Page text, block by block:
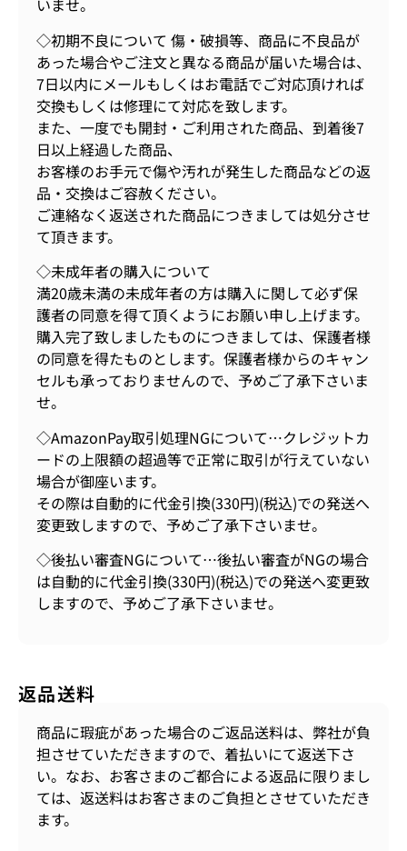
いませ。
◇初期不良について 傷・破損等、商品に不良品が
あった場合やご注文と異なる商品が届いた場合は、
7日以内にメールもしくはお電話でご対応頂ければ
交換もしくは修理にて対応を致します。
また、一度でも開封・ご利用された商品、到着後7
日以上経過した商品、
お客様のお手元で傷や汚れが発生した商品などの返
品・交換はご容赦ください。
ご連絡なく返送された商品につきましては処分させ
て頂きます。
◇未成年者の購入について
満20歳未満の未成年者の方は購入に関して必ず保
護者の同意を得て頂くようにお願い申し上げます。
購入完了致しましたものにつきましては、保護者様
の同意を得たものとします。保護者様からのキャン
セルも承っておりませんので、予めご了承下さいま
せ。
◇AmazonPay取引処理NGについて…クレジットカ
ードの上限額の超過等で正常に取引が行えていない
場合が御座います。
その際は自動的に代金引換(330円)(税込)での発送へ
変更致しますので、予めご了承下さいませ。
◇後払い審査NGについて…後払い審査がNGの場合
は自動的に代金引換(330円)(税込)での発送へ変更致
しますので、予めご了承下さいませ。
返品送料
商品に瑕疵があった場合のご返品送料は、弊社が負
担させていただきますので、着払いにて返送下さ
い。なお、お客さまのご都合による返品に限りまし
ては、返送料はお客さまのご負担とさせていただき
ます。